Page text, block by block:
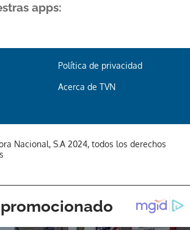
apps:
Política de privacidad
Acerca de TVN
Nacional, S.A 2024, todos los derechos